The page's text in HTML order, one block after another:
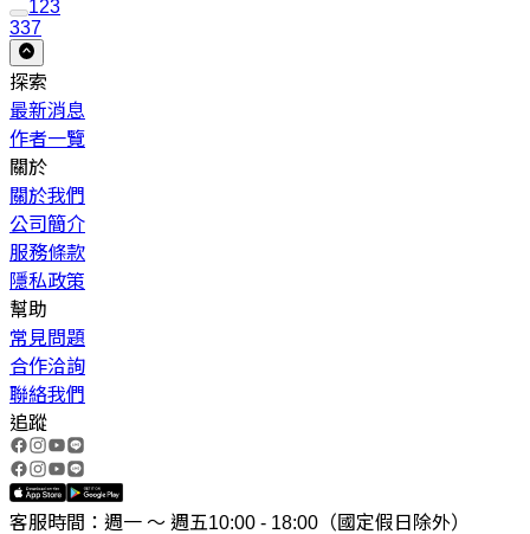
123
337
探索
最新消息
作者一覽
關於
關於我們
公司簡介
服務條款
隱私政策
幫助
常見問題
合作洽詢
聯絡我們
追蹤
客服時間：週一 ～ 週五10:00 - 18:00（國定假日除外）